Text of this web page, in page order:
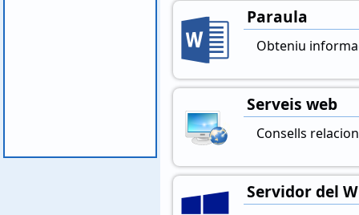
Paraula
Obteniu
Serveis web
Consells
Servidor del